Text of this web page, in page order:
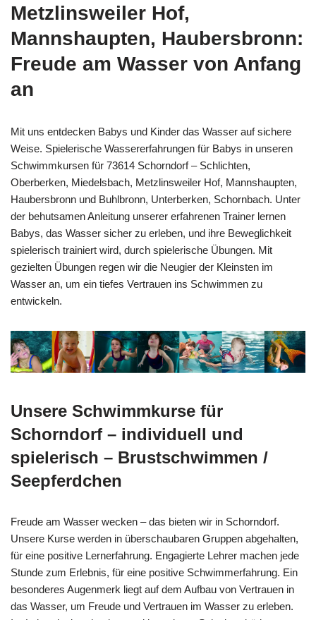
Metzlinsweiler Hof,
Mannshaupten, Haubersbronn:
Freude am Wasser von Anfang
an
Mit uns entdecken Babys und Kinder das Wasser auf sichere
Weise. Spielerische Wassererfahrungen für Babys in unseren
Schwimmkursen für 73614 Schorndorf – Schlichten,
Oberberken, Miedelsbach, Metzlinsweiler Hof, Mannshaupten,
Haubersbronn und Buhlbronn, Unterberken, Schornbach. Unter
der behutsamen Anleitung unserer erfahrenen Trainer lernen
Babys, das Wasser sicher zu erleben, und ihre Beweglichkeit
spielerisch trainiert wird, durch spielerische Übungen. Mit
gezielten Übungen regen wir die Neugier der Kleinsten im
Wasser an, um ein tiefes Vertrauen ins Schwimmen zu
entwickeln.
Unsere Schwimmkurse für
Schorndorf – individuell und
spielerisch – Brustschwimmen /
Seepferdchen
Freude am Wasser wecken – das bieten wir in Schorndorf.
Unsere Kurse werden in überschaubaren Gruppen abgehalten,
für eine positive Lernerfahrung. Engagierte Lehrer machen jede
Stunde zum Erlebnis, für eine positive Schwimmerfahrung. Ein
besonderes Augenmerk liegt auf dem Aufbau von Vertrauen in
das Wasser, um Freude und Vertrauen im Wasser zu erleben.